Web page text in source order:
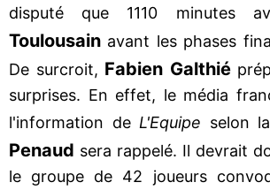
disputé que 1110 minutes
Toulousain avant les phases
De surcroit, Fabien Galthié
surprises. En effet, le média
l'information de L'Equipe selon
Penaud sera rappelé. Il devrait
le groupe de 42 joueurs